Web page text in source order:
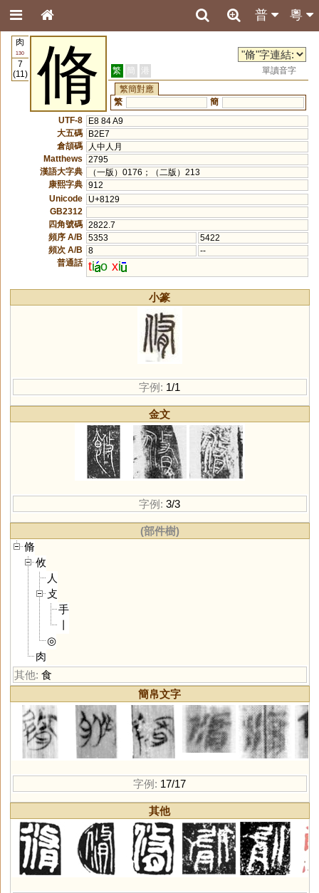
粵
普
肉
130
7
(11)
脩 繁 簡 港
單讀音字
繁簡對應
繁
簡
UTF-8
E8 84 A9
大五碼
B2E7
倉頡碼
人中人月
Matthews
2795
漢語大字典
（一版）0176；（二版）213
康熙字典 912
Unicode
U+8129
GB2312
四角號碼 2822.7
頻序 A/B
5353
5422
頻次 A/B
8
--
普通話 ti o xi
小篆
字例: 1/1
金文
字例: 3/3
(部件樹)
脩
攸
人
攴
手
◎
肉
其他: 食
簡帛文字
字例: 17/17
其他